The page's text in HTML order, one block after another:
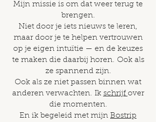
Mijn missie is om dat weer terug te
brengen.
Niet door je iets nieuws te leren,
maar door je te helpen vertrouwen
op je eigen intuïtie — en de keuzes
te maken die daarbij horen. Ook als
ze spannend zijn.
Ook als ze niet passen binnen wat
anderen verwachten. Ik schrijf over
die momenten.
En ik begeleid met mijn Bostrip